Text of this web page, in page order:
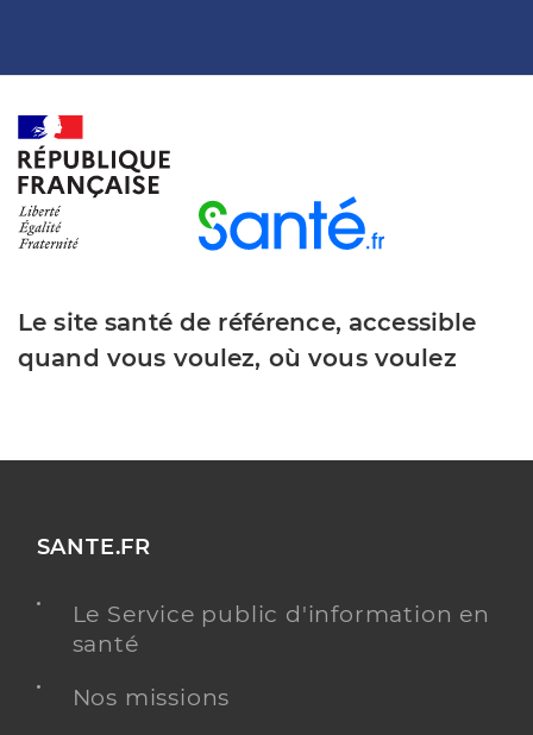
Le site santé de référence, accessible
quand vous voulez, où vous voulez
SANTE.FR
Le Service public d'information en
santé
Nos missions